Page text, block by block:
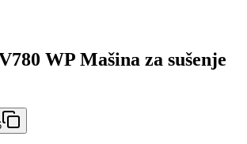
WP Mašina za sušenje